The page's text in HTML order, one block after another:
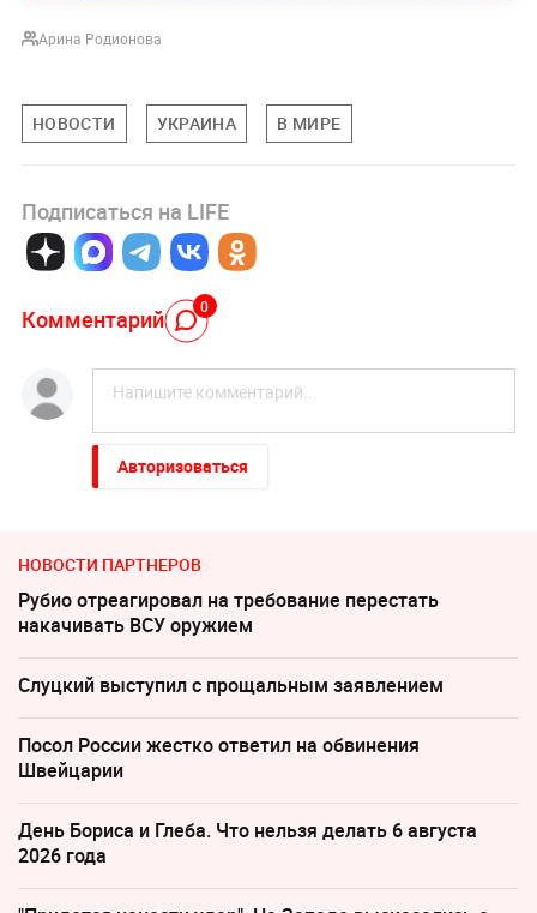
Арина Родионова
НОВОСТИ УКРАИНА В МИРЕ
Подписаться на LIFE
Комментарий 0
Авторизоваться
НОВОСТИ ПАРТНЕРОВ
Рубио отреагировал на требование перестать
накачивать ВСУ оружием
Слуцкий выступил с прощальным заявлением
Посол России жестко ответил на обвинения
Швейцарии
День Бориса и Глеба. Что нельзя делать 6 августа
2026 года